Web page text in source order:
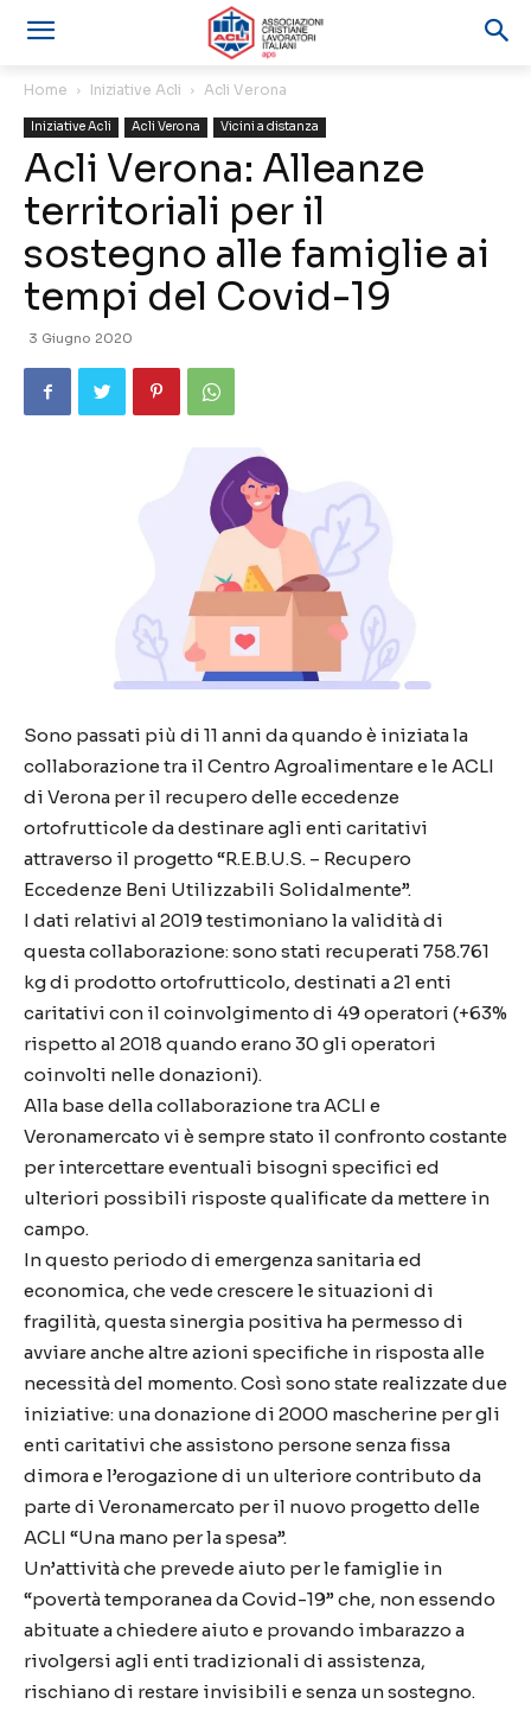
Home Iniziative Acli Acli Verona
Iniziative Acli Acli Verona Vicini a distanza
Acli Verona: Alleanze
territoriali per il
sostegno alle famiglie ai
tempi del Covid-19
3 Giugno 2020
Sono passati più di 11 anni da quando è iniziata la
collaborazione tra il Centro Agroalimentare e le ACLI
di Verona per il recupero delle eccedenze
ortofrutticole da destinare agli enti caritativi
attraverso il progetto “R.E.B.U.S. – Recupero
Eccedenze Beni Utilizzabili Solidalmente”.
I dati relativi al 2019 testimoniano la validità di
questa collaborazione: sono stati recuperati 758.761
kg di prodotto ortofrutticolo, destinati a 21 enti
caritativi con il coinvolgimento di 49 operatori (+63%
rispetto al 2018 quando erano 30 gli operatori
coinvolti nelle donazioni).
Alla base della collaborazione tra ACLI e
Veronamercato vi è sempre stato il confronto costante
per intercettare eventuali bisogni specifici ed
ulteriori possibili risposte qualificate da mettere in
campo.
In questo periodo di emergenza sanitaria ed
economica, che vede crescere le situazioni di
fragilità, questa sinergia positiva ha permesso di
avviare anche altre azioni specifiche in risposta alle
necessità del momento. Così sono state realizzate due
iniziative: una donazione di 2000 mascherine per gli
enti caritativi che assistono persone senza fissa
dimora e l’erogazione di un ulteriore contributo da
parte di Veronamercato per il nuovo progetto delle
ACLI “Una mano per la spesa”.
Un’attività che prevede aiuto per le famiglie in
“povertà temporanea da Covid-19” che, non essendo
abituate a chiedere aiuto e provando imbarazzo a
rivolgersi agli enti tradizionali di assistenza,
rischiano di restare invisibili e senza un sostegno.